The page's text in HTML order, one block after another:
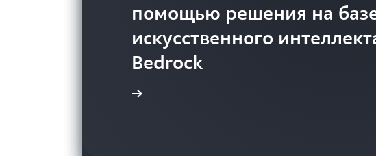
помощью решения на
искусственного
Bedrock